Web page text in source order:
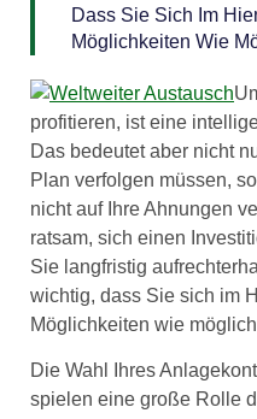
Dass Sie Sich Im
Möglichkeiten Wie
profitieren, ist eine
Das bedeutet aber nicht
Plan verfolgen müssen,
nicht auf Ihre Ahnungen
ratsam, sich einen
Sie langfristig
wichtig, dass Sie sich im
Möglichkeiten wie
Die Wahl Ihres
spielen eine große Rolle